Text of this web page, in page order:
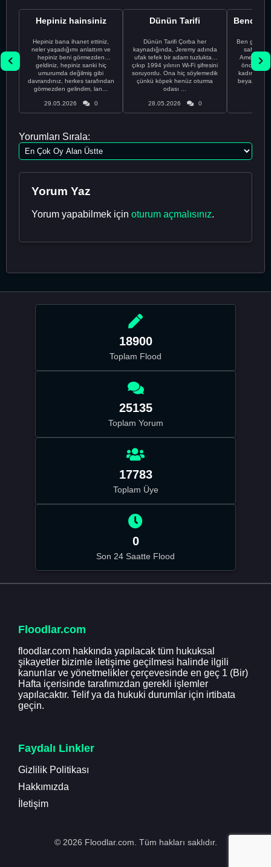
Hepiniz hainsiniz
Hepiniz bana ihanet ettiniz,
neler yaşadığımı anlattım ve
hepiniz beni görmezden
geldiniz, hepiniz sanki hiç
umurumda değilmiş gibi
davrandınız, herkes tarafından
görmezden gelindim, lan...
29.05.2026 0
Dünün Tarifi
Dünün Tarifi Çorba her
kaynadığında, Jeremy adında
ufak tefek bir adam tuzluktan
çıkıp 1994 yılının Wi-Fi şifresini
soruyordu. Ona hiç söylemedik
çünkü köpek henüz oturma
odası ...
28.05.2026 0
Ben gururlu
sahip
önce
kadınla
beyaz
Yorumları Sırala:
Yorum Yaz
Yorum yapabilmek için oturum açmalısınız.
18900
Toplam Flood
25135
Toplam Yorum
17783
Toplam Üye
0
Son 24 Saatte Flood
Floodlar.com
floodlar.com hakkında yapılacak tüm hukuksal
şikayetler bizimle iletişime geçilmesi halinde ilgili
kanunlar ve yönetmelikler çerçevesinde en geç 1 (Bir)
Hafta içerisinde tarafımızdan gerekli işlemler
yapılacaktır. Telif ya da hukuki durumlar için irtibata
geçin.
Faydalı Linkler
Gizlilik Politikası
Hakkımızda
İletişim
© 2026 Floodlar.com. Tüm hakları saklıdır.